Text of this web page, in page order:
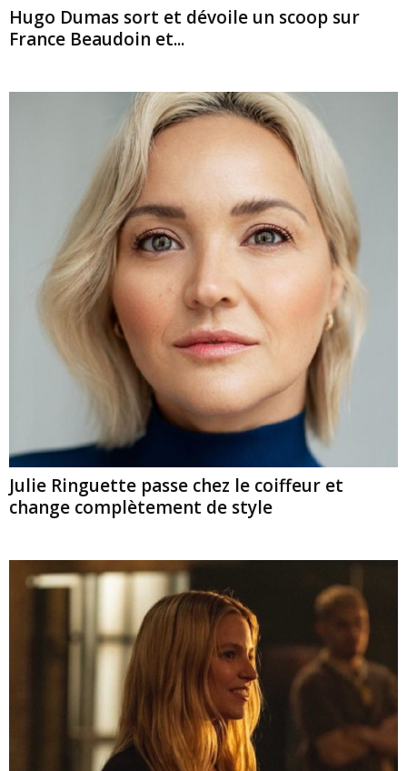
Hugo Dumas sort et dévoile un scoop sur
France Beaudoin et...
Julie Ringuette passe chez le coiffeur et
change complètement de style